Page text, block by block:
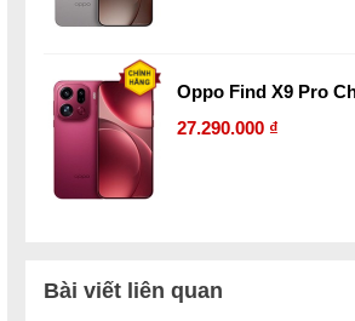
Oppo Find X9 Pro
27.290.000 ₫
Bài viết liên quan